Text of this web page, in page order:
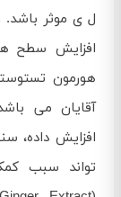
افزایش سطح
هورمون
آقایان می
افزایش داده،
تواند سبب